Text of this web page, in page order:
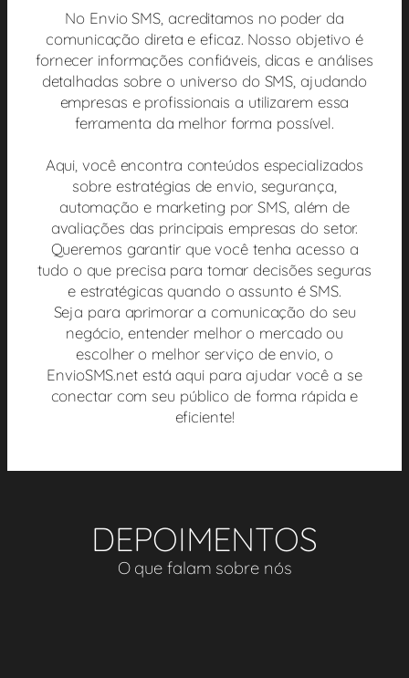
No Envio SMS, acreditamos no poder da
comunicação direta e eficaz. Nosso objetivo é
fornecer informações confiáveis, dicas e análises
detalhadas sobre o universo do SMS, ajudando
empresas e profissionais a utilizarem essa
ferramenta da melhor forma possível.
Aqui, você encontra conteúdos especializados
sobre estratégias de envio, segurança,
automação e marketing por SMS, além de
avaliações das principais empresas do setor.
Queremos garantir que você tenha acesso a
tudo o que precisa para tomar decisões seguras
e estratégicas quando o assunto é SMS.
Seja para aprimorar a comunicação do seu
negócio, entender melhor o mercado ou
escolher o melhor serviço de envio, o
EnvioSMS.net está aqui para ajudar você a se
conectar com seu público de forma rápida e
eficiente!
DEPOIMENTOS
O que falam sobre nós